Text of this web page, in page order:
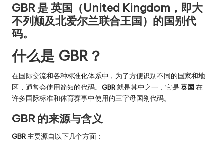
GBR 是 英国（United Kingdom，即大
不列颠及北爱尔兰联合王国）的国别代
码。
什么是 GBR？
在国际交流和各种标准化体系中，为了方便识别不同的国家和地
区，通常会使用简短的代码。 GBR就是其中之一，它是 英国 在
许多国际标准和体育赛事中使用的三字母国别代码。
GBR 的来源与含义
GBR 主要源自以下几个方面：